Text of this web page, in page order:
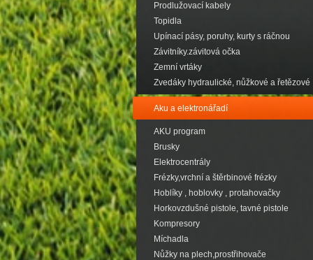
Prodlužovací kabely
Topidla
Upínací pásy, poruhy, kurty s ráčnou
Závitníky.závitová očka
Zemní vrtáky
Zvedáky hydraulické, nůžkové a řetězové
Aku a elektronářadí
AKU program
Brusky
Elektrocentrály
Frézky,vrchní a štěrbinové frézky
Hoblíky , hoblovky , protahovačky
Horkovzdušné pistole, tavné pistole
Kompresory
Míchadla
Nůžky na plech,prostřihovače